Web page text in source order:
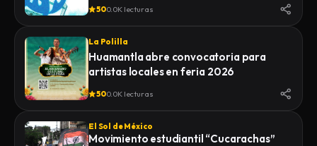
500.0K lecturas
La Polilla
Huamantla abre convocatoria para
artistas locales en feria 2026
500.0K lecturas
El Sol de México
Movimiento estudiantil “Cucarachas”